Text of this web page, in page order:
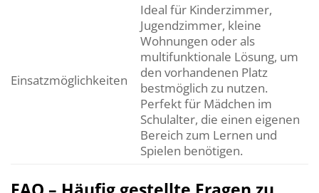
Einsatzmöglichkeiten
Ideal für Kinderzimmer,
Jugendzimmer, kleine
Wohnungen oder als
multifunktionale Lösung, um
den vorhandenen Platz
bestmöglich zu nutzen.
Perfekt für Mädchen im
Schulalter, die einen eigenen
Bereich zum Lernen und
Spielen benötigen.